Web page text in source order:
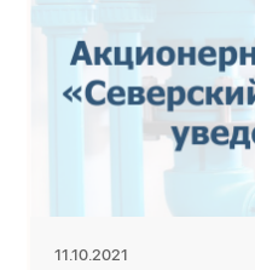
11.10.2021